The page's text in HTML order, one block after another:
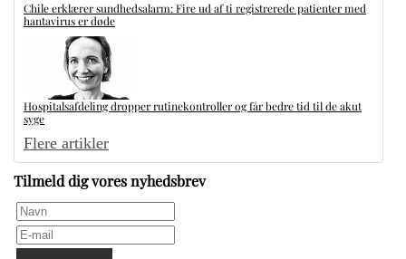
Chile erklærer sundhedsalarm: Fire ud af ti registrerede patienter med
hantavirus er døde
Hospitalsafdeling dropper rutinekontroller og får bedre tid til de akut
syge
Flere artikler
Tilmeld dig vores nyhedsbrev